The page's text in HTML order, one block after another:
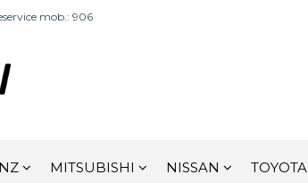
mob.: 906
MITSUBISHI NISSAN TOYOTA